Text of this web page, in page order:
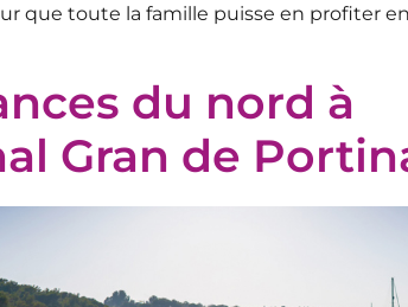
que toute la famille puisse en profiter
du nord à
Gran de